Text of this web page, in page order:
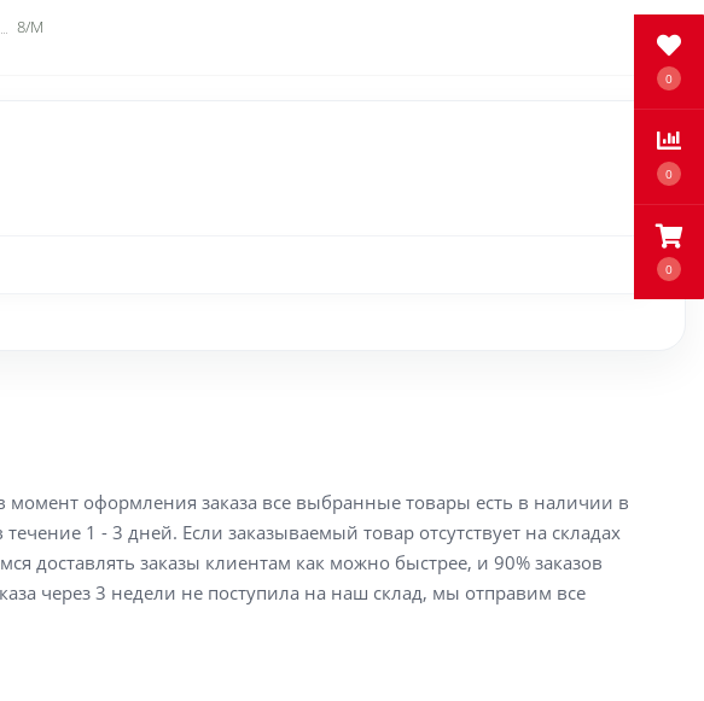
0
0
0
8/M
момент оформления заказа все выбранные товары есть в наличии в
1 - 3 дней. Если заказываемый товар отсутствует на складах
доставлять заказы клиентам как можно быстрее, и 90% заказов
через 3 недели не поступила на наш склад, мы отправим все